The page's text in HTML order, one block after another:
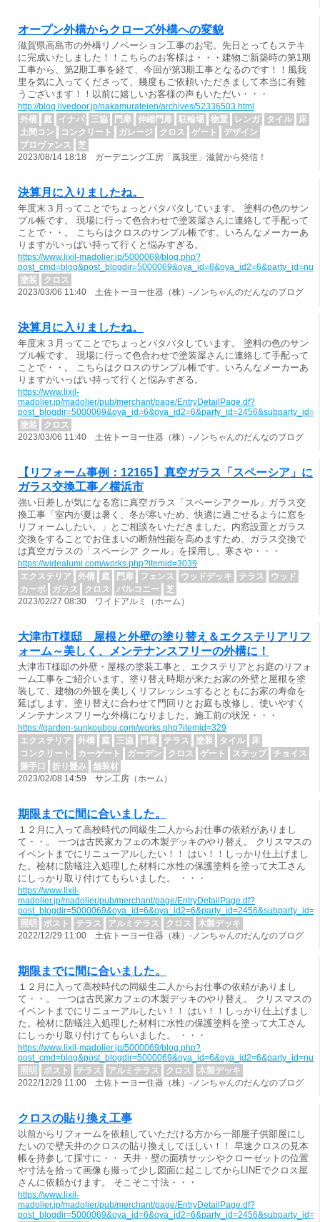
オープン外構からクローズ外構への変貌
滋賀県高島市の外構リノベーション工事のお宅。先日とってもステキ
に完成いたしました！！こちらのお客様は・・・建物ご新築時の第1期
工事から、第2期工事を経て、今回が第3期工事となるのです！！風我
里を気に入ってくださって、幾度もご依頼いただきまして本当に有難
うございます！！以前に嬉しいお客様の声もいただい・・・
http://blog.livedoor.jp/nakamurateien/archives/52336503.html
外構
庭 イナバ 三協 門扉 伸縮門扉 駐輪場 物置 レンガ タイル
床
土間コン
コンクリート ガレージ クロス ゲート
デザイン
プロヴァンス
芝
2023/08/14 18:18 ガーデニング工房「風我里」滋賀から発信！
決算月に入りましたね。
年度末３月ってことでちょっとバタバタしています。 塗料の色のサン
プル帳です。 現場に行って色合わせで塗装屋さんに連絡して手配って
ことで・・。 こちらはクロスのサンプル帳です。いろんなメーカーあ
りますがいっぱい持って行くと悩みすぎる。
https://www.lixil-madolier.jp/5000069/blog.php?
塗装
クロス
2023/03/06 11:40 土佐トーヨー住器（株）-ノンちゃんのだんなのブログ
決算月に入りましたね。
年度末３月ってことでちょっとバタバタしています。 塗料の色のサン
プル帳です。 現場に行って色合わせで塗装屋さんに連絡して手配って
ことで・・。 こちらはクロスのサンプル帳です。いろんなメーカーあ
りますがいっぱい持って行くと悩みすぎる。
https://www.lixil-
madolier.jp/madolier/pub/merchant/page/EntryDetailPage.df?
塗装
クロス
2023/03/06 11:40 土佐トーヨー住器（株）-ノンちゃんのだんなのブログ
【リフォーム事例：12165】真空ガラス「スペーシア」に
ガラス交換工事／横浜市
強い日差しが気になる窓に真空ガラス「スペーシアクール」ガラス交
換工事「室内が夏は暑く、冬が寒いため、快適に過ごせるように窓を
リフォームしたい。」とご相談をいただきました。内窓設置とガラス
交換をすることでお住まいの断熱性能を高めますため、ガラス交換で
は真空ガラスの「スペーシア クール」を採用し、寒さや・・・
https://widealumi.com/works.php?itemid=3039
エクステリア
外構 庭 門扉 フェンス ウッドデッキ テラス
ウッド
カーボ
ガラス クロス バルコニー
芝
2023/02/27 08:30 ワイドアルミ（ホーム）
大津市T様邸 屋根と外壁の塗り替え＆エクステリアリフ
ォーム～美しく、メンテナンスフリーの外構に！
大津市T様邸の外壁・屋根の塗装工事と、エクステリアとお庭のリフォ
ーム工事をご紹介います。塗り替え時期が来たお家の外壁と屋根を塗
装して、建物の外観を美しくリフレッシュするとともにお家の寿命を
延ばします。塗り替えに合わせて門回りとお庭も改修し、使いやすく
メンテナンスフリーな外構になりました。施工前の状況・・・
https://garden-sunkoubou.com/works.php?itemid=329
エクステリア
外構 庭 三協 門扉 テラス 塗装 タイル
床
コンクリート
カーゲート ガーデン クロス ゲート ステップ
チョイス
勝手口
折り畳み
舗装材
2023/02/08 14:59 サン工房（ホーム）
期限までに間に合いました。
１２月に入って高校時代の同級生二人からお仕事の依頼がありまし
て・・。 一つは古民家カフェの木製デッキのやり替え。 クリスマスの
イベントまでにリニューアルしたい！！ はい！！しっかり仕上げまし
た。桧材に防蟻注入処理した材料に水性の保護塗料を塗って大工さん
にしっかり取り付けてもらいました。 ・・・
https://www.lixil-
madolier.jp/madolier/pub/merchant/page/EntryDetailPage.df?
照明
ポスト テラス アルミテラス クロス
木製デッキ
2022/12/29 11:00 土佐トーヨー住器（株）-ノンちゃんのだんなのブログ
期限までに間に合いました。
１２月に入って高校時代の同級生二人からお仕事の依頼がありまし
て・・。 一つは古民家カフェの木製デッキのやり替え。 クリスマスの
イベントまでにリニューアルしたい！！ はい！！しっかり仕上げまし
た。桧材に防蟻注入処理した材料に水性の保護塗料を塗って大工さん
にしっかり取り付けてもらいました。 ・・・
https://www.lixil-madolier.jp/5000069/blog.php?
照明
ポスト テラス アルミテラス クロス
木製デッキ
2022/12/29 11:00 土佐トーヨー住器（株）-ノンちゃんのだんなのブログ
クロスの貼り換え工事
以前からリフォームを依頼していただける方から一部屋子供部屋にし
たいので壁天井のクロスの貼り換えしてほしい！！ 早速クロスの見本
帳を持参して採寸に・・ 天井・壁の面積サッシやクローゼットの位置
や寸法を拾って画像も撮って少し図面に起こしてからLINEでクロス屋
さんに依頼かけます。 そこそこ寸法・・・
https://www.lixil-
madolier.jp/madolier/pub/merchant/page/EntryDetailPage.df?